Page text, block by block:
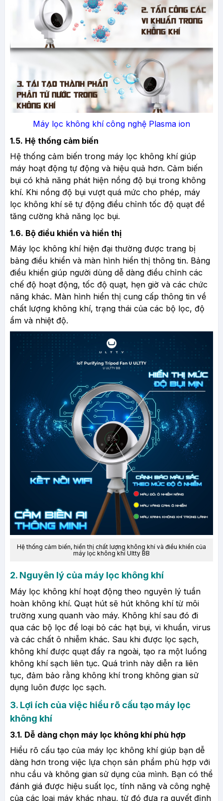
Máy lọc không khí công nghệ Plasma ion
1.5. Hệ thống cảm biến
Hệ thống cảm biến trong máy lọc không khí giúp
máy hoạt động tự động và hiệu quả hơn. Cảm biến
bụi có khả năng phát hiện nồng độ bụi trong không
khí. Khi nồng độ bụi vượt quá mức cho phép, máy
lọc không khí sẽ tự động điều chỉnh tốc độ quạt để
tăng cường khả năng lọc bụi.
1.6. Bộ điều khiển và hiển thị
Máy lọc không khí hiện đại thường được trang bị
bảng điều khiển và màn hình hiển thị thông tin. Bảng
điều khiển giúp người dùng dễ dàng điều chỉnh các
chế độ hoạt động, tốc độ quạt, hẹn giờ và các chức
năng khác. Màn hình hiển thị cung cấp thông tin về
chất lượng không khí, trạng thái của các bộ lọc, độ
ẩm và nhiệt độ.
Hệ thống cảm biến, hiển thị chất lượng không khí và điều khiển của
máy lọc không khí Ultty BB
2. Nguyên lý của máy lọc không khí
Máy lọc không khí hoạt động theo nguyên lý tuần
hoàn không khí. Quạt hút sẽ hút không khí từ môi
trường xung quanh vào máy. Không khí sau đó đi
qua các bộ lọc để loại bỏ các hạt bụi, vi khuẩn, virus
và các chất ô nhiễm khác. Sau khi được lọc sạch,
không khí được quạt đẩy ra ngoài, tạo ra một luồng
không khí sạch liên tục. Quá trình này diễn ra liên
tục, đảm bảo rằng không khí trong không gian sử
dụng luôn được lọc sạch.
3. Lợi ích của việc hiểu rõ cấu tạo máy lọc
không khí
3.1. Dễ dàng chọn máy lọc không khí phù hợp
Hiểu rõ cấu tạo của máy lọc không khí giúp bạn dễ
dàng hơn trong việc lựa chọn sản phẩm phù hợp với
nhu cầu và không gian sử dụng của mình. Bạn có thể
đánh giá được hiệu suất lọc, tính năng và công nghệ
của các loại máy khác nhau, từ đó đưa ra quyết định